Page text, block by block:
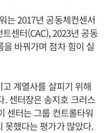
는 2017년 공동체컨센서
센터(CAC), 2023년 공동
바꿔가며 점차 힘이 실
계열사를 살피기 위해
. 센터장은 송지호 크러스
센터는 그룹 컨트롤타워
못했다는 평가가 많았다.